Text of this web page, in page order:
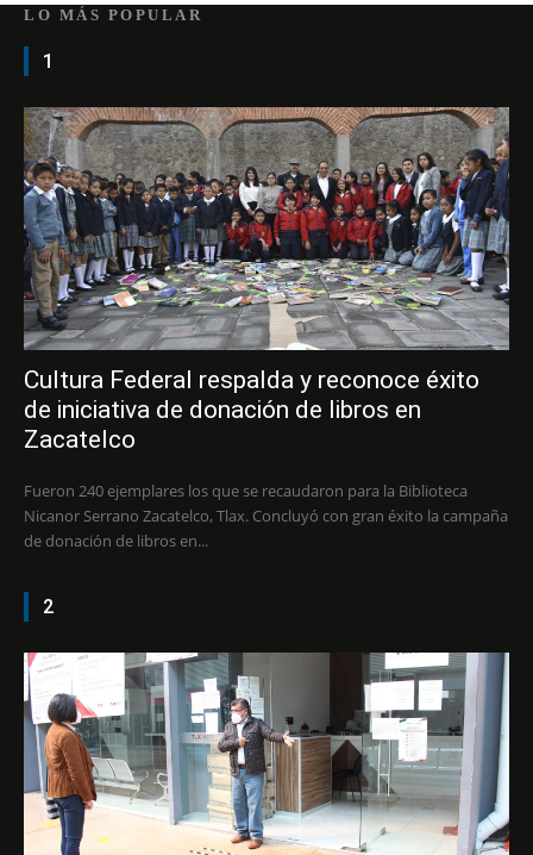
LO MÁS POPULAR
1
Cultura Federal respalda y reconoce éxito
de iniciativa de donación de libros en
Zacatelco
Fueron 240 ejemplares los que se recaudaron para la Biblioteca
Nicanor Serrano Zacatelco, Tlax. Concluyó con gran éxito la campaña
de donación de libros en...
2